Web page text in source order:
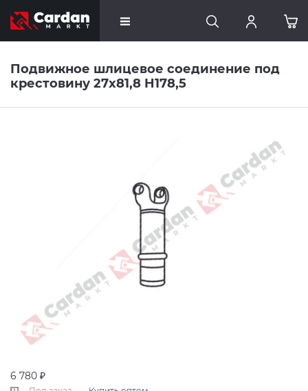
Подвижное шлицевое соединение под
крестовину 27x81,8 H178,5
6 780 ₽